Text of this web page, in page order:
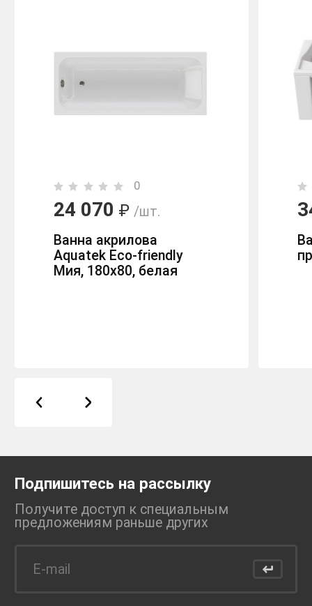
0
24 070 ₽ /шт.
Ванна акрилова
Aquatek Eco-friendly
Мия, 180x80, белая
Подпишитесь на рассылку
Получите доступ к специальным
предложениям раньше других